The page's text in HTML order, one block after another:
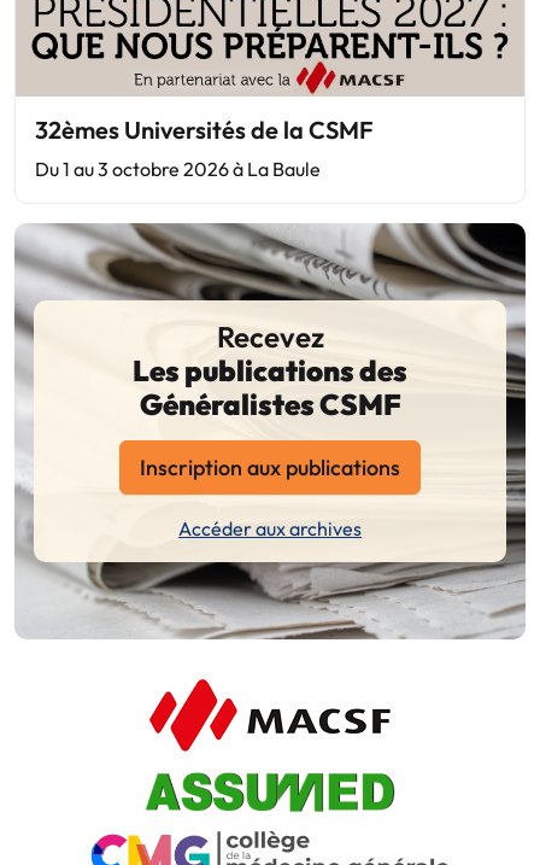
32èmes Universités de la CSMF
Du 1 au 3 octobre 2026 à La Baule
Recevez
Les publications des
Généralistes CSMF
Inscription aux publications
Accéder aux archives